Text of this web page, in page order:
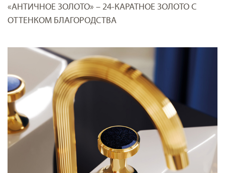
«АНТИЧНОЕ ЗОЛОТО» – 24-КАРАТНОЕ ЗОЛОТО С
ОТТЕНКОМ БЛАГОРОДСТВА